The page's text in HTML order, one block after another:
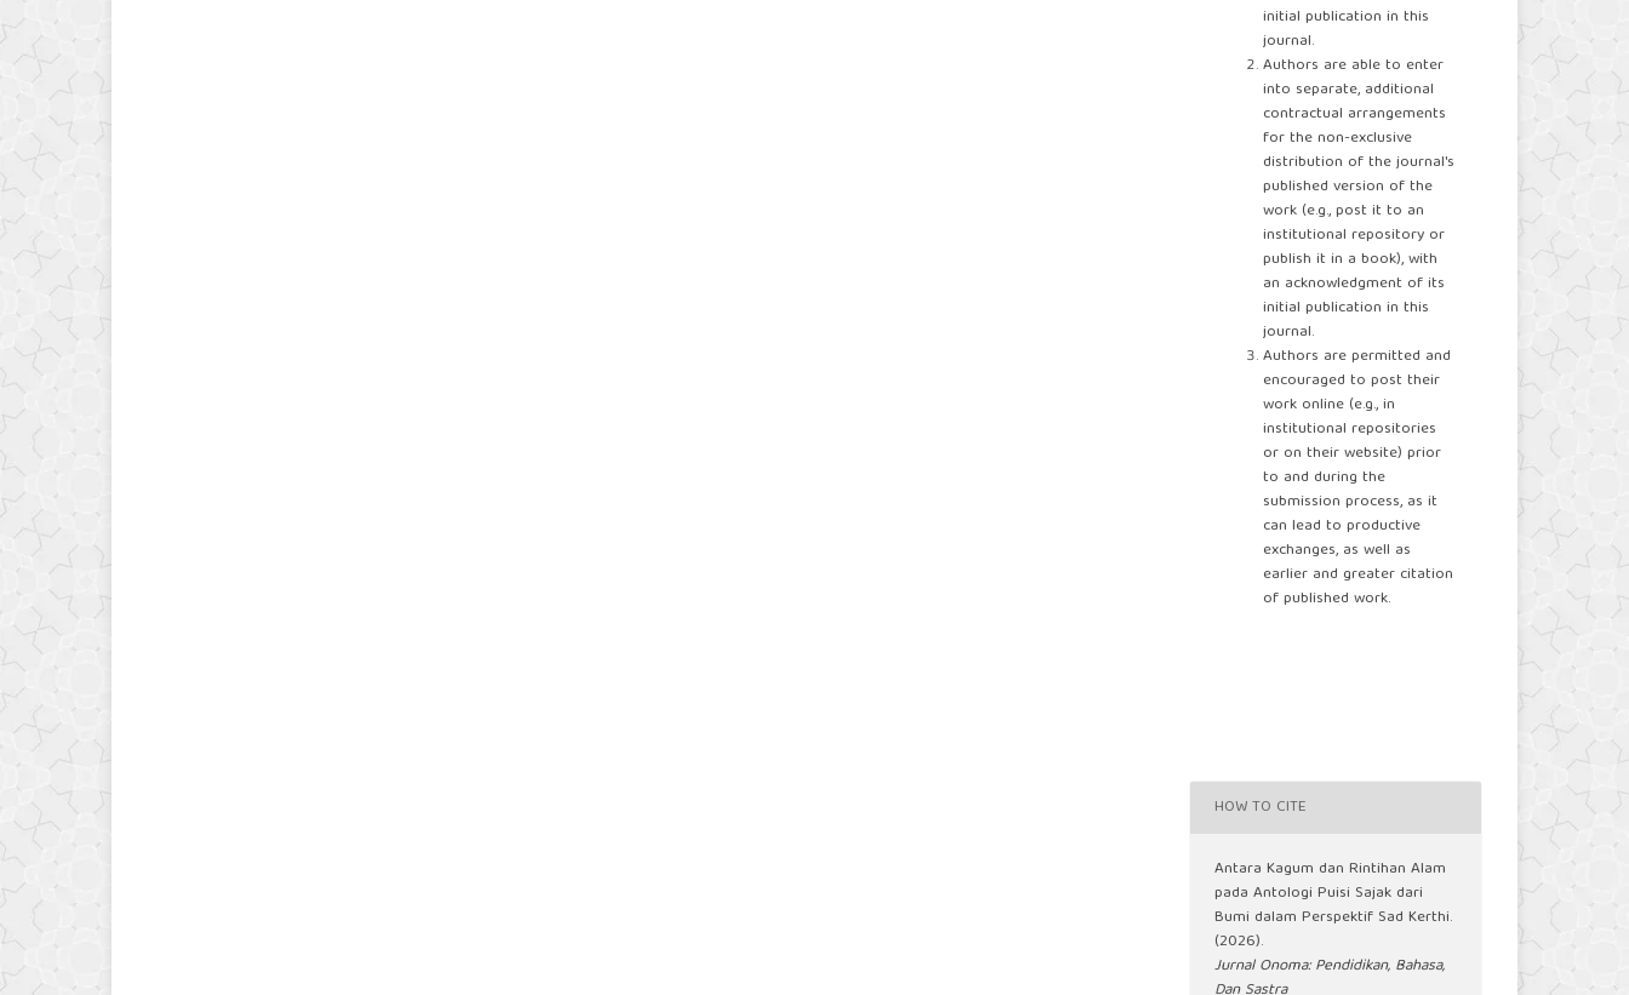
initial publication in this
journal.
Authors are able to enter
into separate, additional
contractual arrangements
for the non-exclusive
distribution of the journal's
published version of the
work (e.g., post it to an
institutional repository or
publish it in a book), with
an acknowledgment of its
initial publication in this
journal.
Authors are permitted and
encouraged to post their
work online (e.g., in
institutional repositories
or on their website) prior
to and during the
submission process, as it
can lead to productive
exchanges, as well as
earlier and greater citation
of published work.
HOW TO CITE
Antara Kagum dan Rintihan Alam
pada Antologi Puisi Sajak dari
Bumi dalam Perspektif Sad Kerthi.
(2026).
Jurnal Onoma: Pendidikan, Bahasa,